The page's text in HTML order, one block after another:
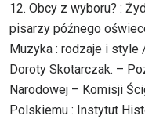
12. Obcy z wyboru? :
pisarzy późnego
Muzyka : rodzaje i style
Doroty Skotarczak. –
Narodowej – Komisji
Polskiemu : Instytut